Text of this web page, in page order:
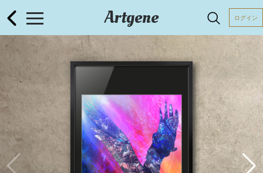
Artgene ログイン